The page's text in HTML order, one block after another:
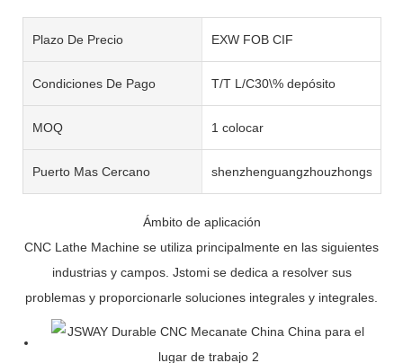
Plazo De Precio EXW FOB CIF
Condiciones De Pago T/T L/C30\% depósito
MOQ 1 colocar
Puerto Mas Cercano shenzhenguangzhouzhongshan
Ámbito de aplicación
CNC Lathe Machine se utiliza principalmente en las siguientes
industrias y campos. Jstomi se dedica a resolver sus
problemas y proporcionarle soluciones integrales y integrales.